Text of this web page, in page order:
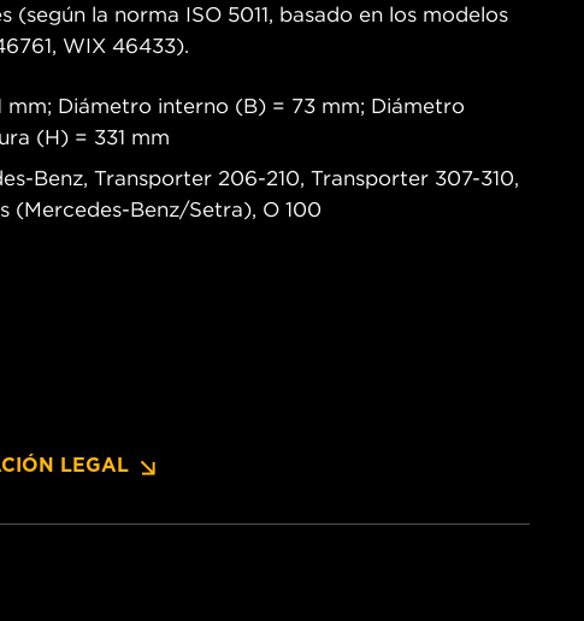
la norma ISO 5011, basado en los modelos
WIX 46433).
mm; Diámetro interno (B) = 73 mm; Diámetro
(H) = 331 mm
Benz, Transporter 206-210, Transporter 307-310,
(Mercedes-Benz/Setra), O 100
LEGAL